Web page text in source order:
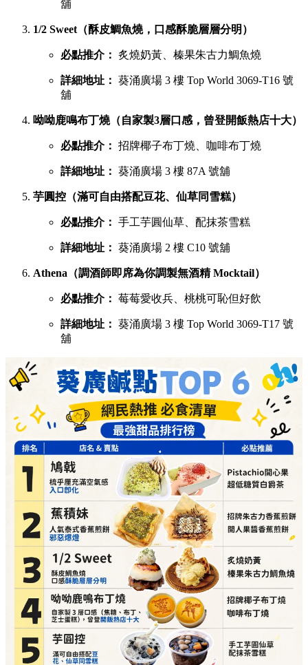
舖
1/2 Sweet（酥皮鯛魚燒，口感酥脆層層分明）
必點推介： 炙燒奶黃、榛果朱古力鯛魚燒
詳細地址： 葵涌廣場 3 樓 Top World 3069-T16 號
舖
呦呦鹿鳴布丁燒（自家製3層口感，曾登開飯熱店十大）
必點推介： 招牌椰子布丁燒、咖啡布丁燒
詳細地址： 葵涌廣場 3 樓 87A 號舖
芋圓控（滿可自由搭配豆花、仙草同雪糕）
必點推介： 手工芋圓仙草、配抹茶雪糕
詳細地址： 葵涌廣場 2 樓 C10 號舖
Athena（調酒師即席為你調製無酒精 Mocktail）
必點推介： 莓莓愛收兵、桃桃可恥但好飲
詳細地址： 葵涌廣場 3 樓 Top World 3069-T17 號
舖